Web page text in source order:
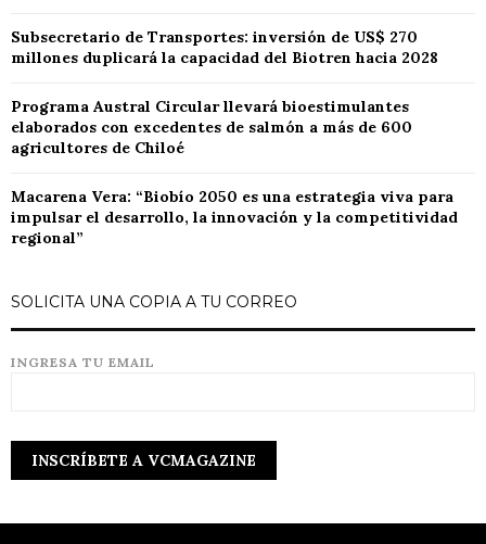
Subsecretario de Transportes: inversión de US$ 270
millones duplicará la capacidad del Biotren hacia 2028
Programa Austral Circular llevará bioestimulantes
elaborados con excedentes de salmón a más de 600
agricultores de Chiloé
Macarena Vera: “Biobío 2050 es una estrategia viva para
impulsar el desarrollo, la innovación y la competitividad
regional”
SOLICITA UNA COPIA A TU CORREO
INGRESA TU EMAIL